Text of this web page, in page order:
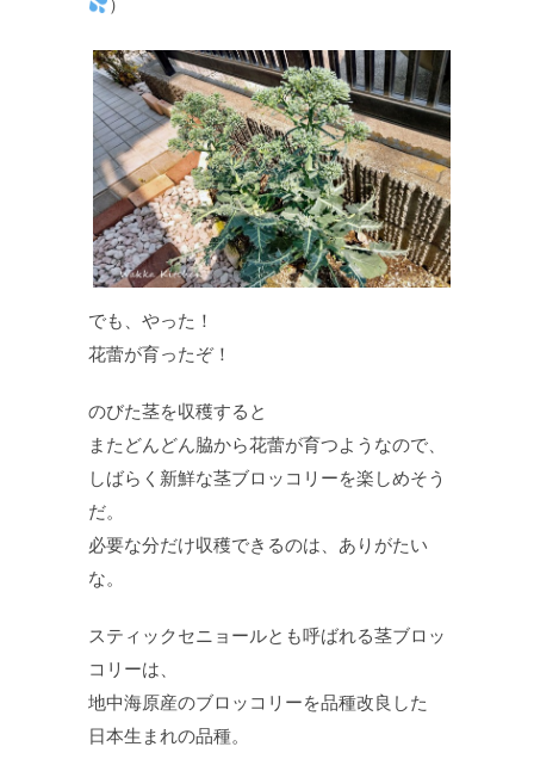
）
でも、やった！
花蕾が育ったぞ！
のびた茎を収穫すると
またどんどん脇から花蕾が育つようなので、
しばらく新鮮な茎ブロッコリーを楽しめそう
だ。
必要な分だけ収穫できるのは、ありがたい
な。
スティックセニョールとも呼ばれる茎ブロッ
コリーは、
地中海原産のブロッコリーを品種改良した
日本生まれの品種。